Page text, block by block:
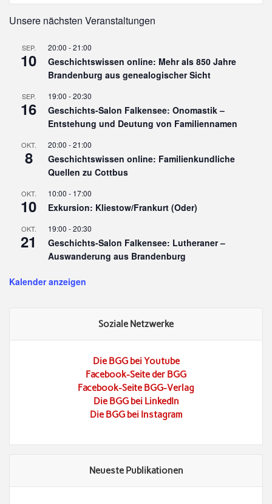
Unsere nächsten Veranstaltungen
SEP.
10
20:00 -21:00
Geschichtswissen online: Mehr als 850 Jahre
Brandenburg aus genealogischer Sicht
SEP.
16
19:00 -20:30
Geschichts-Salon Falkensee: Onomastik –
Entstehung und Deutung von Familiennamen
OKT.
8
20:00 -21:00
Geschichtswissen online: Familienkundliche
Quellen zu Cottbus
OKT.
10
10:00 - 17:00
Exkursion: Kliestow/Frankurt (Oder)
OKT.
21
19:00 -20:30
Geschichts-Salon Falkensee: Lutheraner –
Auswanderung aus Brandenburg
Kalender anzeigen
Soziale Netzwerke
Die BGG bei Youtube
Facebook-Seite der BGG
Facebook-Seite BGG-Verlag
Die BGG bei LinkedIn
Die BGG bei Instagram
Neueste Publikationen